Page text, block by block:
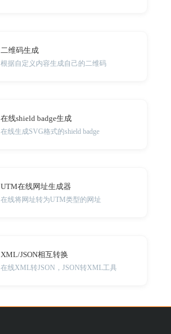
二维码生成
根据自定义内容生成自己的二维码
在线shield badge生成
在线生成SVG格式的shield badge
UTM在线网址生成器
在线将网址转为UTM类型的网址
XML/JSON相互转换
在线XML转JSON，JSON转XML工具